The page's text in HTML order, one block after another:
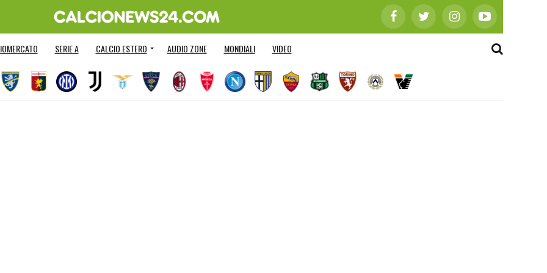
SERIE A CALCIO ESTERO AUDIO ZONE MONDIALI VIDEO